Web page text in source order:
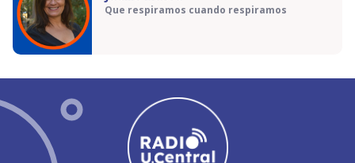
Que respiramos cuando respiramos